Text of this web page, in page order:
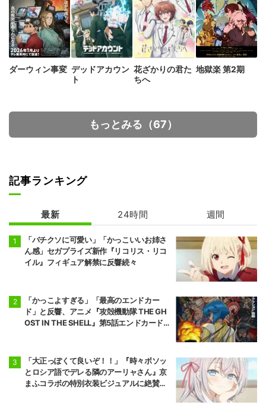
ダーウィン事変 デッドアカウン
ト
花ざかりの君た
ちへ
地獄楽 第2期
もっとみる（67）
記事ランキング
最新 24時間 週間
「バチクソに可愛い」「かっこいいお姉さ
ん感」セガプライズ新作『リコリス・リコ
イル』フィギュア解禁に反響続々
「かっこよすぎる」「最高のエンドカー
ド」と反響、アニメ『攻殻機動隊 THE GH
OST IN THE SHELL』第5話エンドカード公
「大正っぽくて良いぞ！！」『時々ボソッ
とロシア語でデレる隣のアーリャさん』京
まふコラボの特別衣装ビジュアルに絶賛の